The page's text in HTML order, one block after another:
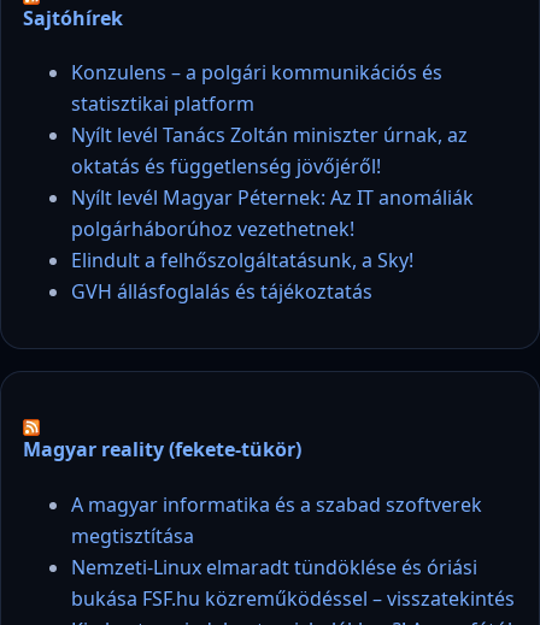
Sajtóhírek
Konzulens – a polgári kommunikációs és
statisztikai platform
Nyílt levél Tanács Zoltán miniszter úrnak, az
oktatás és függetlenség jövőjéről!
Nyílt levél Magyar Péternek: Az IT anomáliák
polgárháborúhoz vezethetnek!
Elindult a felhőszolgáltatásunk, a Sky!
GVH állásfoglalás és tájékoztatás
Magyar reality (fekete-tükör)
A magyar informatika és a szabad szoftverek
megtisztítása
Nemzeti-Linux elmaradt tündöklése és óriási
bukása FSF.hu közreműködéssel – visszatekintés